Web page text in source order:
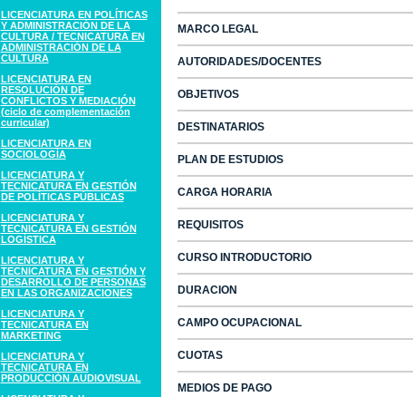
LICENCIATURA EN POLÍTICAS
Y ADMINISTRACIÓN DE LA
CULTURA / TECNICATURA EN
ADMINISTRACIÓN DE LA
CULTURA
LICENCIATURA EN
RESOLUCIÓN DE
CONFLICTOS Y MEDIACIÓN
(ciclo de complementación
curricular)
LICENCIATURA EN
SOCIOLOGÍA
LICENCIATURA Y
TECNICATURA EN GESTIÓN
DE POLÍTICAS PÚBLICAS
LICENCIATURA Y
TECNICATURA EN GESTIÓN
LOGÍSTICA
LICENCIATURA Y
TECNICATURA EN GESTIÓN Y
DESARROLLO DE PERSONAS
EN LAS ORGANIZACIONES
LICENCIATURA Y
TECNICATURA EN
MARKETING
LICENCIATURA Y
TECNICATURA EN
PRODUCCIÓN AUDIOVISUAL
MARCO LEGAL
AUTORIDADES/DOCENTES
OBJETIVOS
DESTINATARIOS
PLAN DE ESTUDIOS
CARGA HORARIA
REQUISITOS
CURSO INTRODUCTORIO
DURACION
CAMPO OCUPACIONAL
CUOTAS
MEDIOS DE PAGO